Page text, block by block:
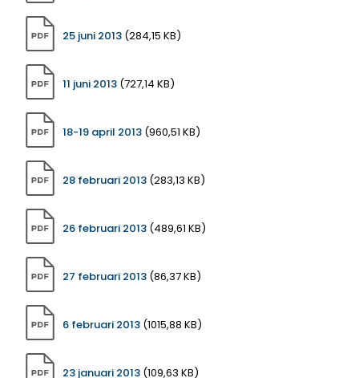
25 juni 2013 (284,15 KB)
11 juni 2013 (727,14 KB)
18-19 april 2013 (960,51 KB)
28 februari 2013 (283,13 KB)
26 februari 2013 (489,61 KB)
27 februari 2013 (86,37 KB)
6 februari 2013 (1015,88 KB)
23 januari 2013 (109,63 KB)